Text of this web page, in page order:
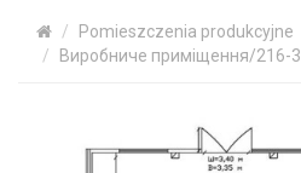
Pomieszczenia produkcyjne
Виробниче приміщення/216-3